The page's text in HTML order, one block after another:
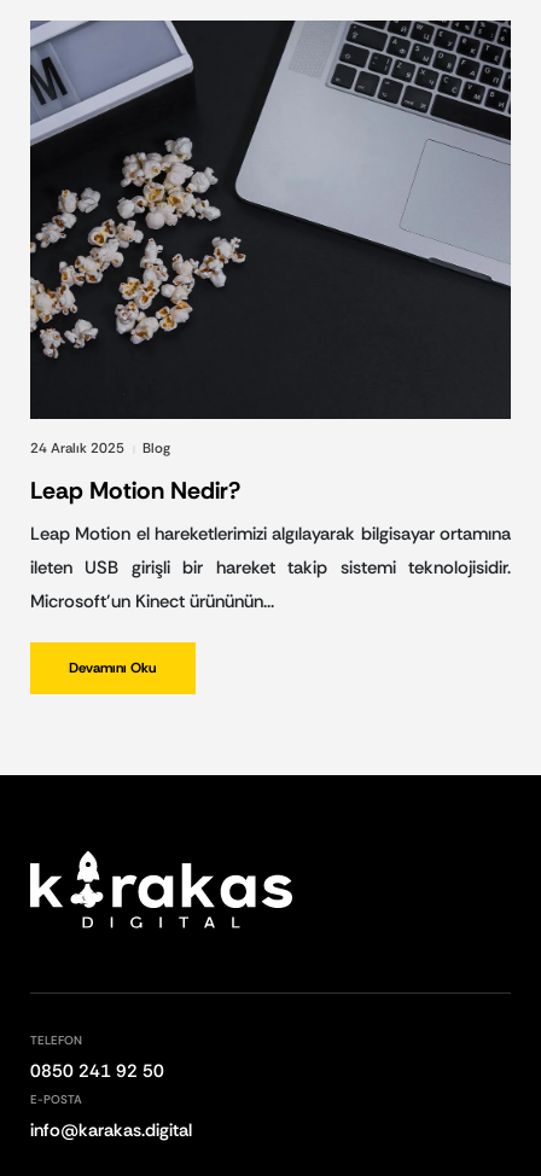
24 Aralık 2025 Blog
Leap Motion Nedir?
Leap Motion el hareketlerimizi algılayarak bilgisayar ortamına
ileten USB girişli bir hareket takip sistemi teknolojisidir.
Microsoft’un Kinect ürününün…
Devamını Oku
TELEFON
0850 241 92 50
E-POSTA
info@karakas.digital